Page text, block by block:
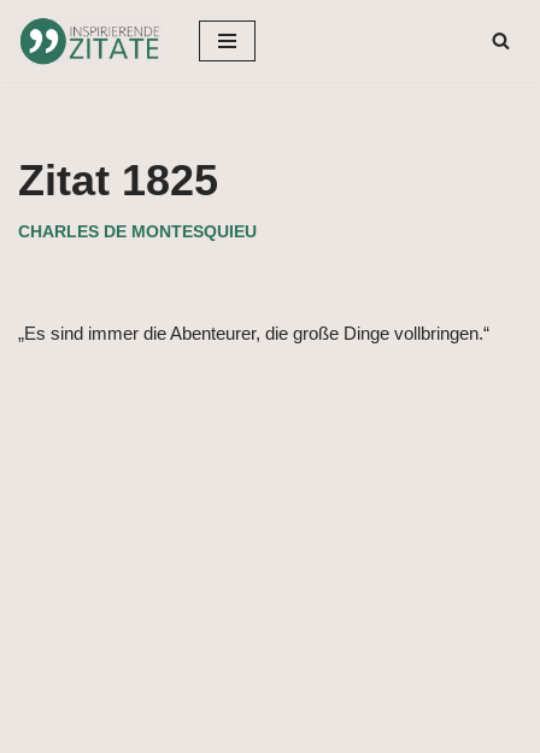
Zum
Zitat 1825
CHARLES DE MONTESQUIEU
„Es sind immer die Abenteurer, die große Dinge vollbringen.“